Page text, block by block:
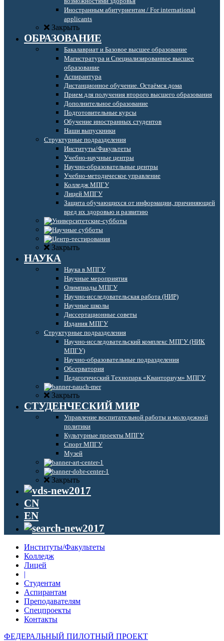
Иностранным абитуриентам / For international
applicants
Закрыть
ОБРАЗОВАНИЕ
Бакалавриат и Базовое высшее образование
Магистратура и Специализированное высшее
образование
Аспирантура
Дистанционное обучение. Остаёмся дома
Прием для получения второго высшего образования
Дополнительное образование
Подготовительные курсы
Обучение иностранных студентов
Наши выпускники
Структурные подразделения
Институты/Факультеты
Учебно-научные центры
Научно-образовательные центры
Учебно-методическое управление
Колледж МПГУ
Лицей МПГУ
Защита обучающихся от информации, причиняющей
вред их здоровью и развитию
Закрыть
НАУКА
Наука в МПГУ
Научные мероприятия
Олимпиады МПГУ
Научно-исследовательская работа (НИР)
Научные школы
Диссертационные советы
Издания МПГУ
Структурные подразделения
Научно-исследовательский комплекс МПГУ (НИК
МПГУ)
Научно-образовательные подразделения
Обсерватория
Педагогический Технопарк «Кванториум» МПГУ
Закрыть
СТУДЕНЧЕСКИЙ МИР
Управление воспитательной работы и молодежной
политики
Культурные проекты МПГУ
Спорт МПГУ
Музей
Закрыть
CN
EN
Институты/Факультеты
Колледж
Лицей
|
Студентам
Аспирантам
Преподавателям
Спецпроекты
Контакты
ФЕДЕРАЛЬНЫЙ ПИЛОТНЫЙ ПРОЕКТ